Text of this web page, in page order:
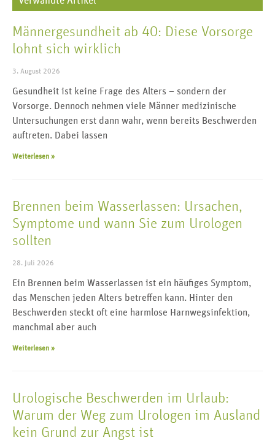
Männergesundheit ab 40: Diese Vorsorge
lohnt sich wirklich
3. August 2026
Gesundheit ist keine Frage des Alters – sondern der
Vorsorge. Dennoch nehmen viele Männer medizinische
Untersuchungen erst dann wahr, wenn bereits Beschwerden
auftreten. Dabei lassen
Weiterlesen »
Brennen beim Wasserlassen: Ursachen,
Symptome und wann Sie zum Urologen
sollten
28. Juli 2026
Ein Brennen beim Wasserlassen ist ein häufiges Symptom,
das Menschen jeden Alters betreffen kann. Hinter den
Beschwerden steckt oft eine harmlose Harnwegsinfektion,
manchmal aber auch
Weiterlesen »
Urologische Beschwerden im Urlaub:
Warum der Weg zum Urologen im Ausland
kein Grund zur Angst ist